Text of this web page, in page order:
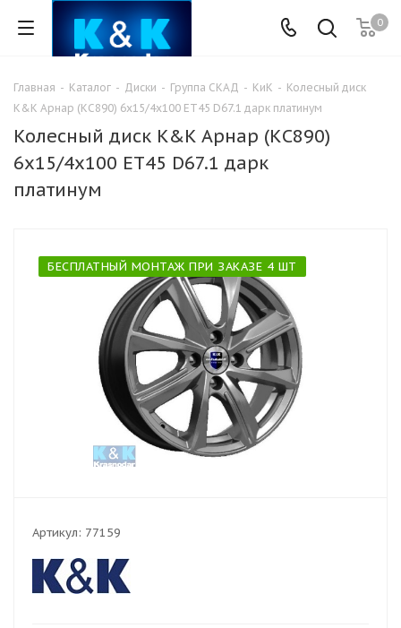
0
Главная - Каталог - Диски - Группа СКАД - КиК - Колесный диск
K&K Арнар (КС890) 6x15/4x100 ET45 D67.1 дарк платинум
Колесный диск K&K Арнар (КС890)
6x15/4x100 ET45 D67.1 дарк
платинум
БЕСПЛАТНЫЙ МОНТАЖ ПРИ ЗАКАЗЕ 4 ШТ
Артикул: 77159